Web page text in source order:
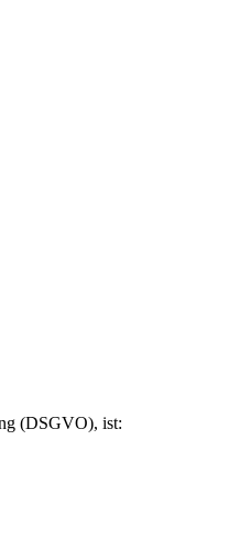
(DSGVO), ist: